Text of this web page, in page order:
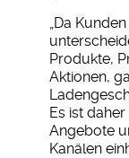
„Da
Produkte,
Aktionen,
Es ist
Angebote
Kanälen